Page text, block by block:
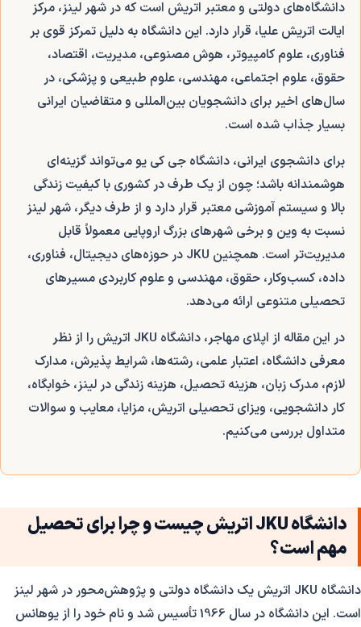
دانشگاه‌های دولتی و معتبر اتریش است که در شهر لینز، مرکز
ایالت اتریش علیا، قرار دارد. این دانشگاه به دلیل تمرکز قوی بر
فناوری، علوم کامپیوتر، هوش مصنوعی، مدیریت، اقتصاد،
حقوق، علوم اجتماعی، مهندسی، علوم طبیعی و پزشکی، در
سال‌های اخیر برای دانشجویان بین‌المللی و متقاضیان ایرانی
بسیار جذاب شده است.
برای دانشجوی ایرانی، دانشگاه جی کی یو می‌تواند گزینه‌ای
هوشمندانه باشد؛ چون از یک طرف در کشوری با کیفیت زندگی
بالا و سیستم آموزشی معتبر قرار دارد و از طرف دیگر، شهر لینز
نسبت به وین و برخی شهرهای بزرگ اروپایی معمولاً قابل
مدیریت‌تر است. همچنین JKU در حوزه‌های دیجیتال، فناوری،
داده، کسب‌وکار، حقوق، مهندسی و علوم کاربردی مسیرهای
تحصیلی متنوعی ارائه می‌دهد.
در این مقاله از اپلای مهاجر، دانشگاه JKU اتریش را از نظر
معرفی دانشگاه، اعتبار علمی، رشته‌ها، شرایط پذیرش، مدارک
لازم، مدرک زبان، هزینه تحصیل، هزینه زندگی در لینز، خوابگاه،
کار دانشجویی، ویزای تحصیلی اتریش، مزایا، معایب و سوالات
متداول بررسی می‌کنیم.
دانشگاه JKU اتریش چیست و چرا برای تحصیل
مهم است؟
دانشگاه JKU اتریش یک دانشگاه دولتی و پژوهش‌محور در شهر لینز
است. این دانشگاه در سال 1966 تأسیس شد و نام خود را از یوهانس